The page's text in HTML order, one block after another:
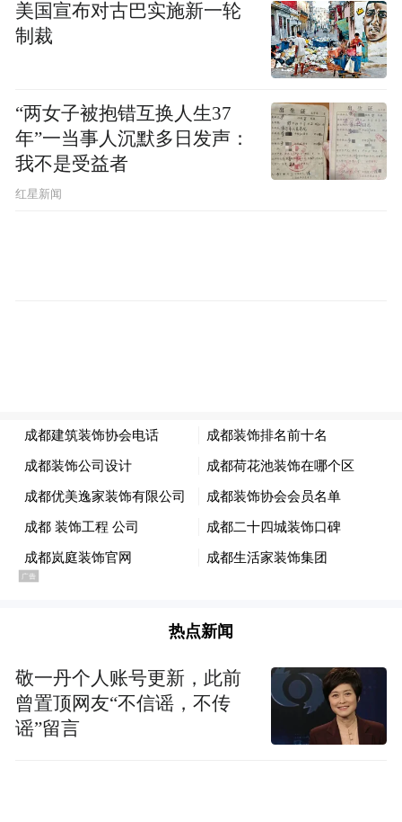
20世纪初，美国已经取代英国成为全球最发
达的经济体，美国关闭国门直接导致世界经
经济。在经济崩溃后，德国魏玛政府失去权
力，纳粹党上台，日本军国主义的力量也完
全压倒了犬养毅为代表的“明治元老”，间接
美国宣布对古巴实施新一轮
制裁
“两女子被抱错互换人生37
年”一当事人沉默多日发声：
我不是受益者
红星新闻
热点新闻
敬一丹个人账号更新，此前
曾置顶网友“不信谣，不传
谣”留言